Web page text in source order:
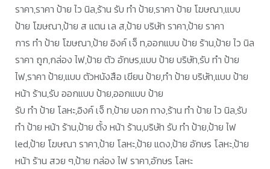
ราคา,ราคา ป้าย ไว นิล,ร้าน รับ ทำ ป้าย,ราคา ป้าย โฆษณา,แบบ
ป้าย โฆษณา,ป้าย ส แตน เล ส,ป้าย บริษัท ราคา,ป้าย ราคา
การ ทํา ป้าย โฆษณา,ป้าย อิงค์ เจ็ ท,ออกแบบ ป้าย ร้าน,ป้าย ไว นิล
ราคา ถูก,กล่อง ไฟ,ป้าย ตัว อักษร,แบบ ป้าย บริษัท,รับ ทำ ป้าย
ไฟ,ราคา ป้าย,แบบ ตัวหนังสือ เขียน ป้าย,ทํา ป้าย บริษัท,แบบ ป้าย
หน้า ร้าน,รับ ออกแบบ ป้าย,ออกแบบ ป้าย
รับ ทำ ป้าย โลหะ,อิงค์ เจ็ ท,ป้าย บอก ทาง,ร้าน ทํา ป้าย ไว นิล,รับ
ทำ ป้าย หน้า ร้าน,ป้าย ตั้ง หน้า ร้าน,บริษัท รับ ทำ ป้าย,ป้าย ไฟ
led,ป้าย โฆษณา ราคา,ป้าย โลหะ,ป้าย แดง,ป้าย อักษร โลหะ,ป้าย
หน้า ร้าน สวย ๆ,ป้าย กล่อง ไฟ ราคา,อักษร โลหะ